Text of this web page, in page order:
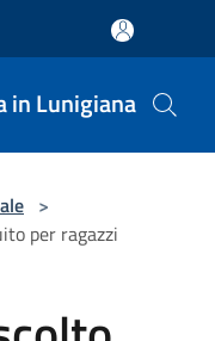
in Lunigiana
>
per ragazzi